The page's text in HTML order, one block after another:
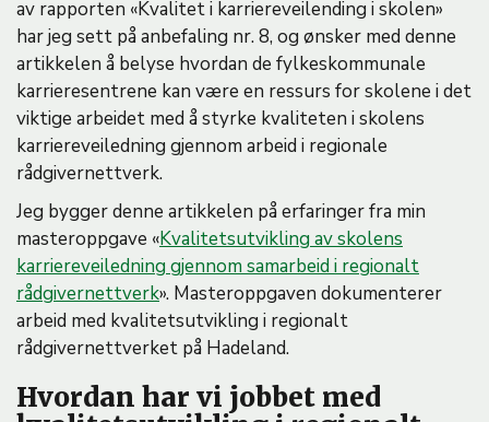
av rapporten «Kvalitet i karriereveilending i skolen»
har jeg sett på anbefaling nr. 8, og ønsker med denne
artikkelen å belyse hvordan de fylkeskommunale
karrieresentrene kan være en ressurs for skolene i det
viktige arbeidet med å styrke kvaliteten i skolens
karriereveiledning gjennom arbeid i regionale
rådgivernettverk.
Jeg bygger denne artikkelen på erfaringer fra min
masteroppgave «Kvalitetsutvikling av skolens
karriereveiledning gjennom samarbeid i regionalt
rådgivernettverk». Masteroppgaven dokumenterer
arbeid med kvalitetsutvikling i regionalt
rådgivernettverket på Hadeland.
Hvordan har vi jobbet med